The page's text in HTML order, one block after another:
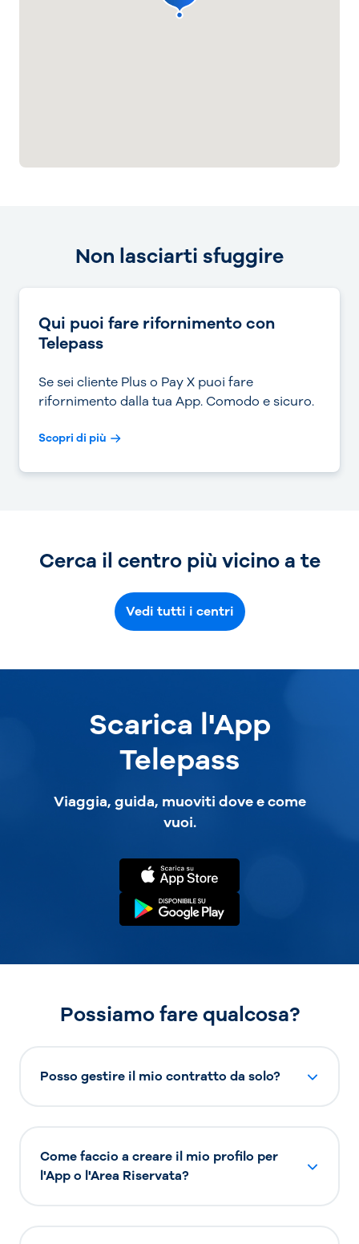
Non lasciarti sfuggire
Qui puoi fare rifornimento con
Telepass
Se sei cliente Plus o Pay X puoi fare
rifornimento dalla tua App. Comodo e sicuro.
Scopri di più
Cerca il centro più vicino a te
Vedi tutti i centri
Scarica l'App
Telepass
Viaggia, guida, muoviti dove e come
vuoi.
Possiamo fare qualcosa?
Posso gestire il mio contratto da solo?
Come faccio a creare il mio profilo per
l'App o l'Area Riservata?